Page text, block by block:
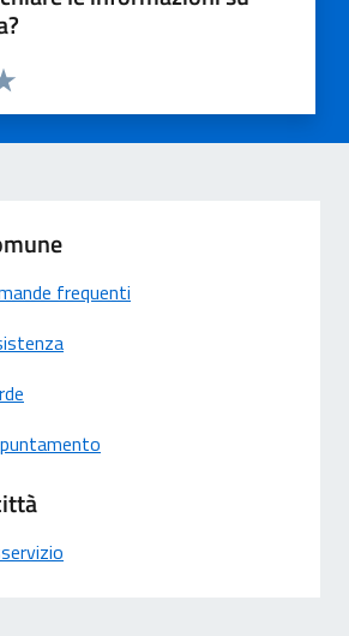
5 stelle su 5
4 stelle su 5
su 5
su 5
5
frequenti